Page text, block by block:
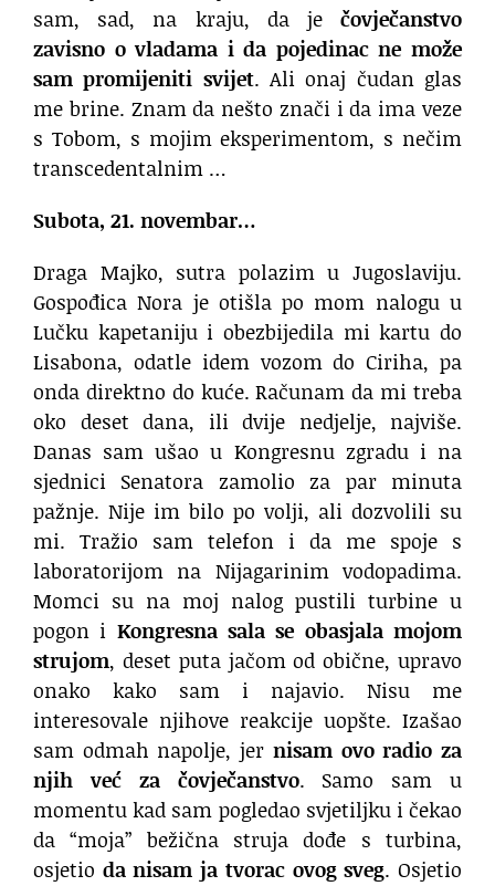
sam, sad, na kraju, da je čovječanstvo
zavisno o vladama i da pojedinac ne može
sam promijeniti svijet. Ali onaj čudan glas
me brine. Znam da nešto znači i da ima veze
s Tobom, s mojim eksperimentom, s nečim
transcedentalnim …
Subota, 21. novembar…
Draga Majko, sutra polazim u Jugoslaviju.
Gospođica Nora je otišla po mom nalogu u
Lučku kapetaniju i obezbijedila mi kartu do
Lisabona, odatle idem vozom do Ciriha, pa
onda direktno do kuće. Računam da mi treba
oko deset dana, ili dvije nedjelje, najviše.
Danas sam ušao u Kongresnu zgradu i na
sjednici Senatora zamolio za par minuta
pažnje. Nije im bilo po volji, ali dozvolili su
mi. Tražio sam telefon i da me spoje s
laboratorijom na Nijagarinim vodopadima.
Momci su na moj nalog pustili turbine u
pogon i Kongresna sala se obasjala mojom
strujom, deset puta jačom od obične, upravo
onako kako sam i najavio. Nisu me
interesovale njihove reakcije uopšte. Izašao
sam odmah napolje, jer nisam ovo radio za
njih već za čovječanstvo. Samo sam u
momentu kad sam pogledao svjetiljku i čekao
da “moja” bežična struja dođe s turbina,
osjetio da nisam ja tvorac ovog sveg. Osjetio